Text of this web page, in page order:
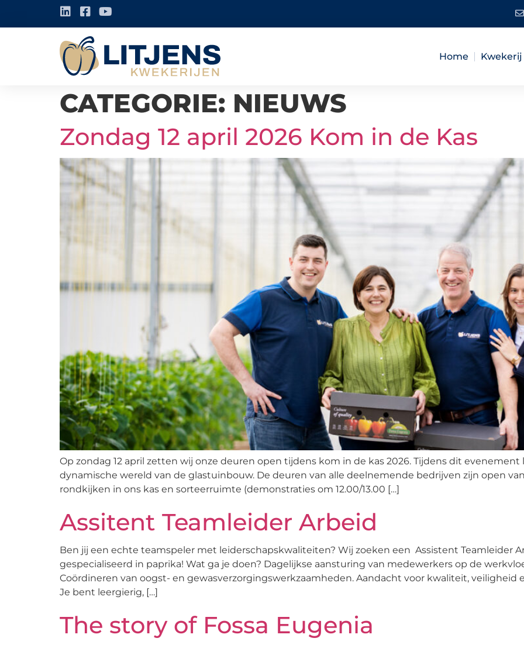
Home
CATEGORIE: NIEUWS
Zondag 12 april 2026 Kom in de Kas
Op zondag 12 april zetten wij onze deuren open tijdens kom in de kas 2026. Tijdens dit
dynamische wereld van de glastuinbouw. De deuren van alle deelnemende bedrijven zijn open
rondkijken in ons kas en sorteerruimte (demonstraties om 12.00/13.00 […]
Assitent Teamleider Arbeid
Ben jij een echte teamspeler met leiderschapskwaliteiten? Wij zoeken een Assistent Teamleider
gespecialiseerd in paprika! Wat ga je doen? Dagelijkse aansturing van medewerkers op de
Coördineren van oogst- en gewasverzorgingswerkzaamheden. Aandacht voor kwaliteit, veiligheid
Je bent leergierig, […]
The story of Fossa Eugenia